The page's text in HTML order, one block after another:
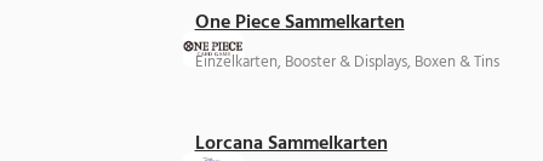
One Piece Sammelkarten
Einzelkarten, Booster & Displays, Boxen & Tins
Lorcana Sammelkarten